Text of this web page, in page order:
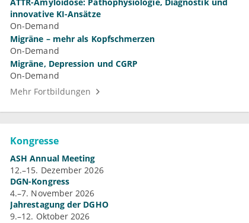
innovative KI-Ansätze
On-Demand
Migräne – mehr als Kopfschmerzen
On-Demand
Migräne, Depression und CGRP
On-Demand
Mehr Fortbildungen
Kongresse
ASH Annual Meeting
12.–15. Dezember 2026
DGN-Kongress
4.–7. November 2026
Jahrestagung der DGHO
9.–12. Oktober 2026